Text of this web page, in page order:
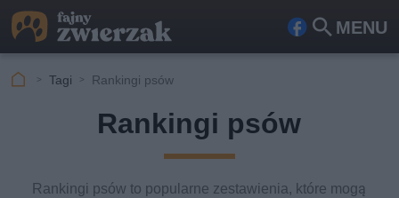
MENU
Fa Szu
Tagi Rankingi psów
Rankingi psów
Rankingi psów to popularne zestawienia, które mogą